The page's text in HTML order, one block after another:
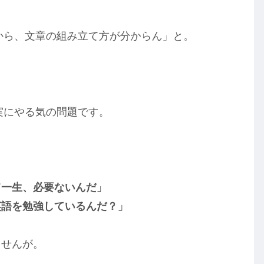
、文章の組み立て方が分からん」と。
やる気の問題です。
生、必要ないんだ」
を勉強しているんだ？」
んが。